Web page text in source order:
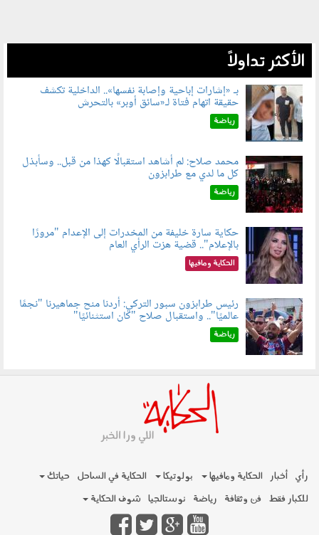
الأكثر تداولاً
060804.jpg
بـ «إشارات إباحية وإصابة نفسها».. الداخلية تكشف
حقيقة اتهام فتاة لـ«سائق أوبر» بالتحرش
رياضة
060802.jpg
محمد صلاح: لم أشاهد استقبالًا كهذا من قبل.. وسأبذل
كل ما لدي مع طرابزون
رياضة
060801.jpeg
حكاية سارة خليفة من المخدرات إلى الإعدام "مرورًا
بالإعلام".. قضية هزت الرأي العام
الحكاية ومافيها
060803.jpg
رئيس طرابزون سبور التركي: أردنا منح جماهيرنا "نجمًا
عالميًا".. واستقبال صلاح "كان استثنائيًا"
رياضة
رأي أخبار الحكاية ومافيها بولوتيكا الحكاية في الساحل
حياتك
للكبار فقط فن وثقافة رياضة نوستالجيا شوف الحكاية